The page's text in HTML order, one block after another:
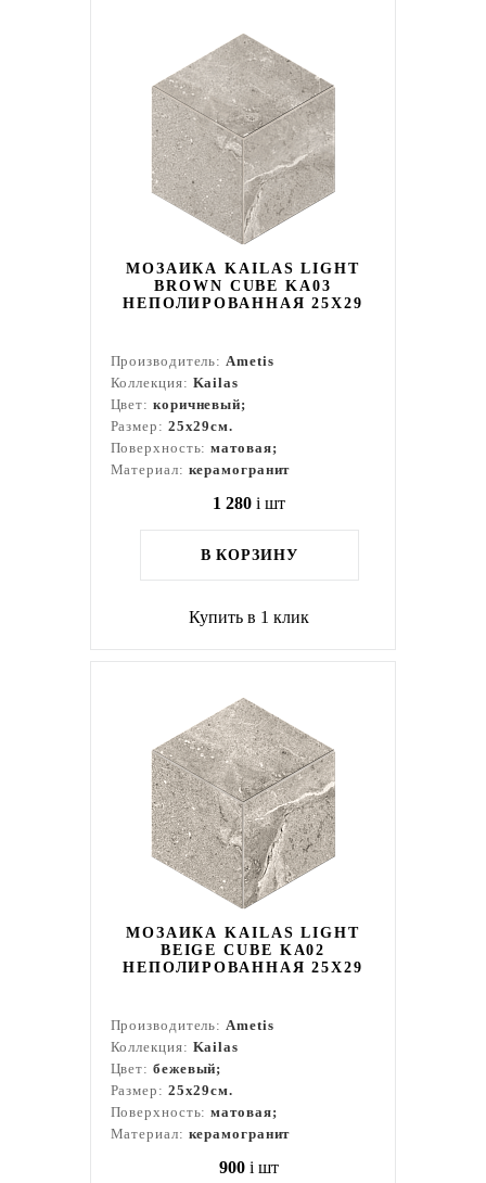
МОЗАИКА KAILAS LIGHT
BROWN CUBE KA03
НЕПОЛИРОВАННАЯ 25X29
Производитель:Ametis
Коллекция: Kailas
Цвет: коричневый;
Размер: 25x29см.
Поверхность:матовая;
Материал: керамогранит
1 280 i шт
В КОРЗИНУ
Купить в 1 клик
МОЗАИКА KAILAS LIGHT
BEIGE CUBE KA02
НЕПОЛИРОВАННАЯ 25X29
Производитель:Ametis
Коллекция: Kailas
Цвет: бежевый;
Размер: 25x29см.
Поверхность:матовая;
Материал: керамогранит
900 i шт